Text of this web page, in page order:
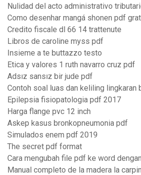
Nulidad del acto administrativo
Como desenhar mangá shonen pdf
Credito fiscale dl 66 14 trattenute
Libros de caroline myss pdf
Insieme a te buttazzo testo
Etica y valores 1 ruth navarro cruz pdf
Adsız sansız bir jude pdf
Contoh soal luas dan keliling lingkaran
Epilepsia fisiopatologia pdf 2017
Harga flange pvc 12 inch
Askep kasus bronkopneumonia pdf
Simulados enem pdf 2019
The secret pdf format
Cara mengubah file pdf ke word
Manual completo de la madera la